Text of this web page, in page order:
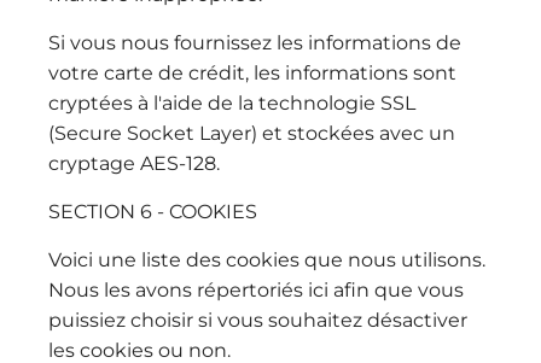
Si vous nous fournissez les informations de
votre carte de crédit, les informations sont
cryptées à l'aide de la technologie SSL
(Secure Socket Layer) et stockées avec un
cryptage AES-128.
SECTION 6 - COOKIES
Voici une liste des cookies que nous utilisons.
Nous les avons répertoriés ici afin que vous
puissiez choisir si vous souhaitez désactiver
les cookies ou non.